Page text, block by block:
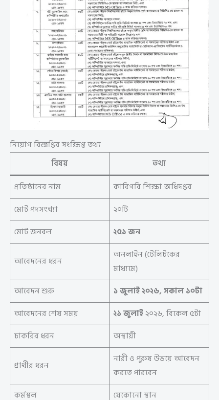
নিয়োগ বিজ্ঞপ্তির সংক্ষিপ্ত তথ্য
বিষয়
তথ্য
প্রতিষ্ঠানের নাম
কারিগরি শিক্ষা অধিদপ্তর
মোট পদসংখ্যা
২০টি
মোট জনবল
২৫১ জন
আবেদনের ধরন
অনলাইন (টেলিটকের
মাধ্যমে)
আবেদন শুরু
১ জুলাই২০২৬, সকাল ১০টা
আবেদনের শেষ সময়
২১ জুলাই২০২৬, বিকেল ৫টা
চাকরির ধরন
অস্থায়ী
প্রার্থীর ধরন
নারী ও পুরুষ উভয়ে আবেদন
করতে পারবেন
কর্মস্থল
যেকোনো স্থান